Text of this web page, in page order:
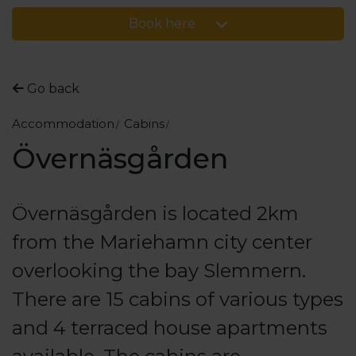
Book here
Go back
Accommodation Cabins
Övernäsgården
Övernäsgården is located 2km
from the Mariehamn city center
overlooking the bay Slemmern.
There are 15 cabins of various types
and 4 terraced house apartments